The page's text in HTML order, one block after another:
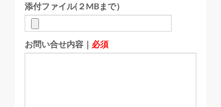
添付ファイル(２MBまで）
お問い合せ内容｜ 必須